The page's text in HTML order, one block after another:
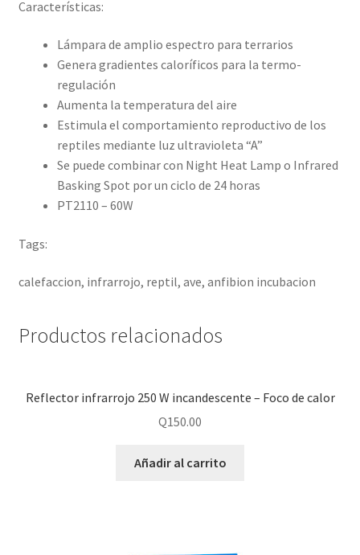
Características:
Lámpara de amplio espectro para terrarios
Genera gradientes caloríficos para la termo-
regulación
Aumenta la temperatura del aire
Estimula el comportamiento reproductivo de los
reptiles mediante luz ultravioleta “A”
Se puede combinar con Night Heat Lamp o Infrared
Basking Spot por un ciclo de 24 horas
PT2110 – 60W
Tags:
calefaccion, infrarrojo, reptil, ave, anfibion incubacion
Productos relacionados
Reflector infrarrojo 250 W incandescente – Foco de calor
Q150.00
Añadir al carrito